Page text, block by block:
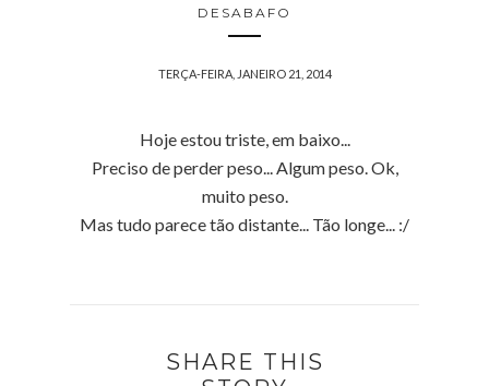
DESABAFO
TERÇA-FEIRA, JANEIRO 21, 2014
Hoje estou triste, em baixo...
Preciso de perder peso... Algum peso. Ok,
muito peso.
Mas tudo parece tão distante... Tão longe... :/
SHARE THIS